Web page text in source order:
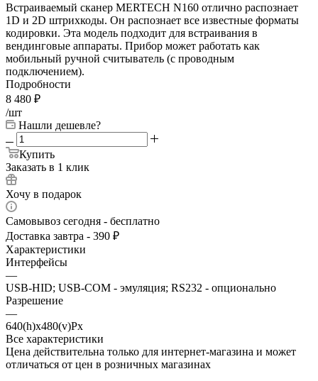
Встраиваемый сканер MERTECH N160 отлично распознает
1D и 2D штрихкоды. Он распознает все известные форматы
кодировки. Эта модель подходит для встраивания в
вендинговые аппараты. Прибор может работать как
мобильный ручной считыватель (с проводным
подключением).
Подробности
8 480 ₽
/шт
Нашли дешевле?
Купить
Заказать в 1 клик
Хочу в подарок
Самовывоз сегодня - бесплатно
Доставка завтра - 390 ₽
Характеристики
Интерфейсы
—
USB-HID; USB-COM - эмуляция; RS232 - опционально
Разрешение
—
640(h)х480(v)Px
Все характеристики
Цена действительна только для интернет-магазина и может
отличаться от цен в розничных магазинах